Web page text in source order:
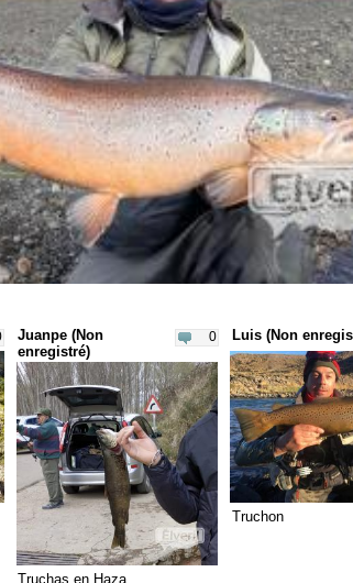
0
Juanpe (Non
enregistré)
Truchas en Haza
Luis (Non
Truchon